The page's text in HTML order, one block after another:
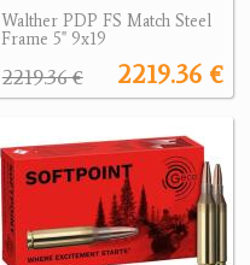
Walther PDP FS Match Steel
Frame 5" 9x19
2219.36 €
2219.36 €